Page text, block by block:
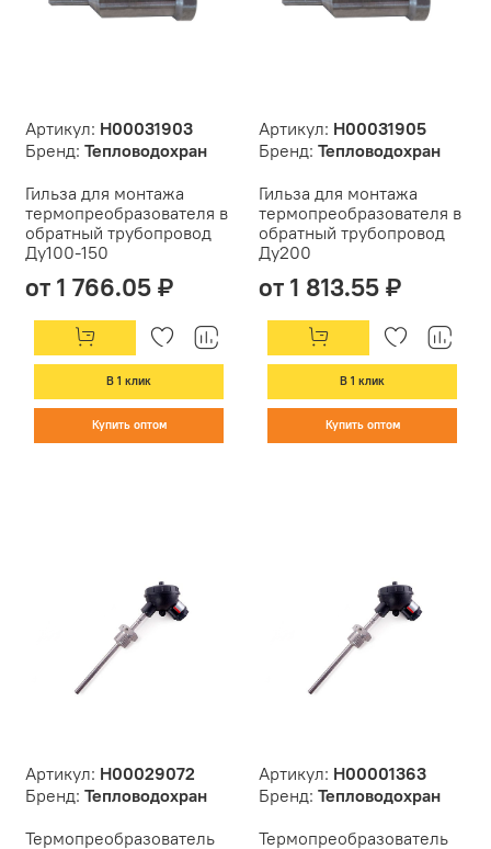
Артикул: Н00031903
Бренд: Тепловодохран
Гильза для монтажа
термопреобразователя в
обратный трубопровод
Ду100-150
от 1 766.05 ₽
В 1 клик
Купить оптом
Артикул: Н00031905
Бренд: Тепловодохран
Гильза для монтажа
термопреобразователя в
обратный трубопровод
Ду200
от 1 813.55 ₽
В 1 клик
Купить оптом
Артикул: Н00029072
Бренд: Тепловодохран
Термопреобразователь
Артикул: Н00001363
Бренд: Тепловодохран
Термопреобразователь